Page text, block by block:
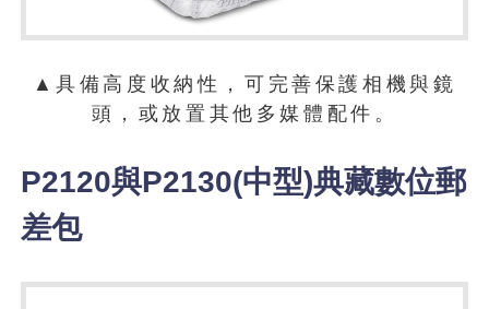
▲具備高度收納性，可完善保護相機與鏡
頭，或放置其他多媒體配件。
P2120與P2130(中型)典藏數位郵
差包